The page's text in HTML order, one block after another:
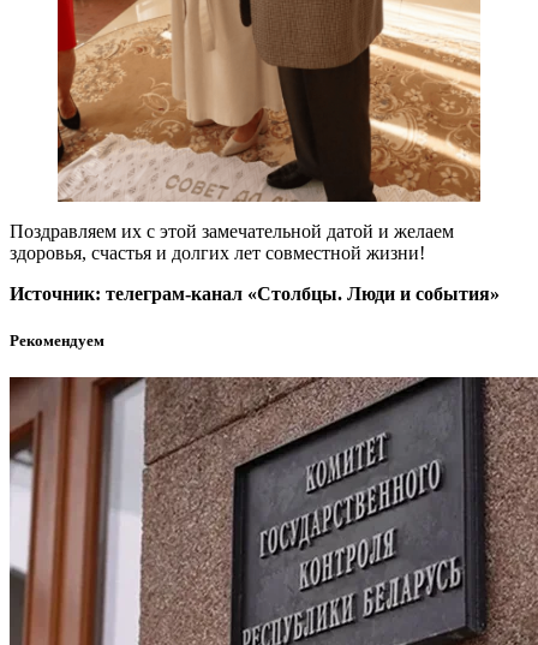
Поздравляем их с этой замечательной датой и желаем
здоровья, счастья и долгих лет совместной жизни!
Источник: телеграм-канал «Столбцы. Люди и события»
Рекомендуем